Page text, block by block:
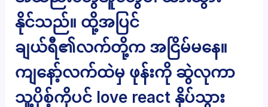
နိုင်သည်။ ထို့အပြင်
ချယ်ရီ၏လက်တို့က အငြိမ်မနေ။
ကျနော့်လက်ထဲမှ ဖုန်းကို ဆွဲလုကာ
သူ့ပိုစ့်ကိုပင် love react နှိပ်သွား